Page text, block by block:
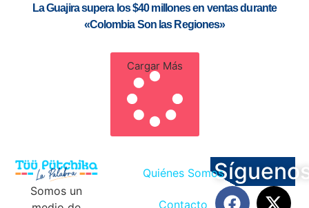
La Guajira supera los $40 millones en ventas durante
«Colombia Son las Regiones»
Cargar Más
Somos un
Quiénes Somos
Contacto